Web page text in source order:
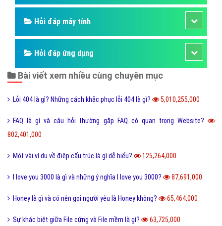
Hỏi đáp máy tính
Hỏi đáp ứng dụng
Bài viết xem nhiều cùng chuyên mục
Lỗi 404 là gì? Những cách khắc phục lỗi 404 là gì? 5,010,255,000
FAQ là gì và câu hỏi thường gặp FAQ có quan trọng Website?
802,401,000
Một vài ví dụ về điệp cấu trúc là gì dễ hiểu? 125,264,000
I love you 3000 là gì và những ý nghĩa I love you 3000? 87,691,000
Honey là gì và có nên gọi người yêu là Honey không? 65,464,000
Sự khác biệt giữa File cứng và File mềm là gì? 63,725,000